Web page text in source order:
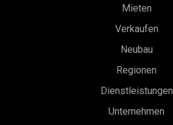
Mieten
Verkaufen
Neubau
Regionen
Dienstleistungen
Unternehmen
Konfiguration speichern